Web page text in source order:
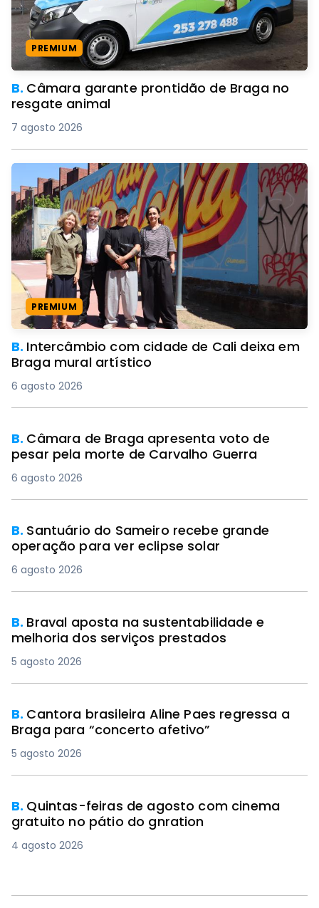
PREMIUM
B. Câmara garante prontidão de Braga no
resgate animal
7 agosto 2026
PREMIUM
B. Intercâmbio com cidade de Cali deixa em
Braga mural artístico
6 agosto 2026
B. Câmara de Braga apresenta voto de
pesar pela morte de Carvalho Guerra
6 agosto 2026
B. Santuário do Sameiro recebe grande
operação para ver eclipse solar
6 agosto 2026
B. Braval aposta na sustentabilidade e
melhoria dos serviços prestados
5 agosto 2026
B. Cantora brasileira Aline Paes regressa a
Braga para “concerto afetivo”
5 agosto 2026
B. Quintas-feiras de agosto com cinema
gratuito no pátio do gnration
4 agosto 2026